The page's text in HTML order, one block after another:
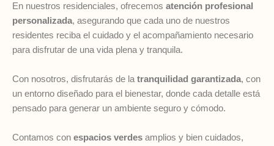
En nuestros residenciales, ofrecemos atención profesional
personalizada, asegurando que cada uno de nuestros
residentes reciba el cuidado y el acompañamiento necesario
para disfrutar de una vida plena y tranquila.
Con nosotros, disfrutarás de la tranquilidad garantizada, con
un entorno diseñado para el bienestar, donde cada detalle está
pensado para generar un ambiente seguro y cómodo.
Contamos con espacios verdes amplios y bien cuidados,